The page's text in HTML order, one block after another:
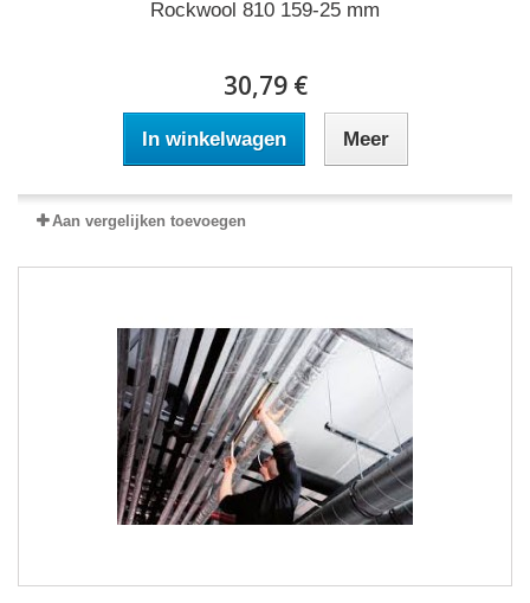
Rockwool 810 159-25 mm
30,79 €
In winkelwagen Meer
Aan vergelijken toevoegen